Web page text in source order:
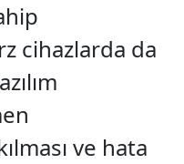
cihazlarda da
ve hata